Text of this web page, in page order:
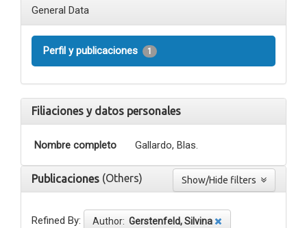
General Data
Perfil y publicaciones 1
Filiaciones y datos personales
Nombre completo Gallardo, Blas.
Publicaciones (Others)
Refined By: Author: Gerstenfeld, Silvina